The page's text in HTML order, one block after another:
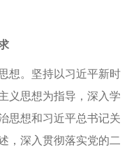
想。坚持以习近平新时
义思想为指导，深入学
思想和习近平总书记关
，深入贯彻落实党的二